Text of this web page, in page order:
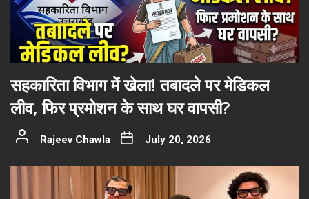
सहकारिता विभाग में खेला! तबादले पर मेडिकल
लीव, फिर प्रमोशन के साथ घर वापसी?
Rajeev Chawla July 20, 2026